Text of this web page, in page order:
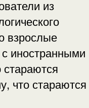
из
взрослые
иностранными
что стараются